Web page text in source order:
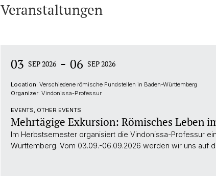
Veranstaltungen
03 SEP 2026 - 06 SEP 2026
Location: Verschiedene römische Fundstellen in Baden-Württemberg
Organizer: Vindonissa-Professur
EVENTS, OTHER EVENTS
Mehrtägige Exkursion: Römisches Leben
Im Herbstsemester organisiert die Vindonissa-Professur
Württemberg. Vom 03.09.-06.09.2026 werden wir uns auf